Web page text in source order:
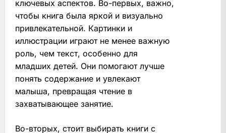
ключевых аспектов. Во-первых, важно,
чтобы книга была яркой и визуально
привлекательной. Картинки и
иллюстрации играют не менее важную
роль, чем текст, особенно для
младших детей. Они помогают лучше
понять содержание и увлекают
малыша, превращая чтение в
захватывающее занятие.
Во-вторых, стоит выбирать книги с